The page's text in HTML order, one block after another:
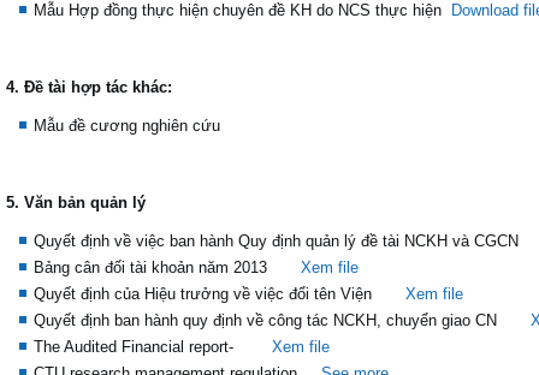
Mẫu Hợp đồng thực hiện chuyên đề KH do NCS thực hiện
Download
4. Đề tài hợp tác khác:
Mẫu đề cương nghiên cứu
5. Văn bản quản lý
Quyết định về việc ban hành Quy định quản lý đề tài NCKH và
Bảng cân đối tài khoản năm 2013 Xem file
Quyết định của Hiệu trưởng về việc đổi tên Viện
Xem file
Quyết định ban hành quy định về công tác NCKH, chuyển giao CN
The Audited Financial report- Xem file